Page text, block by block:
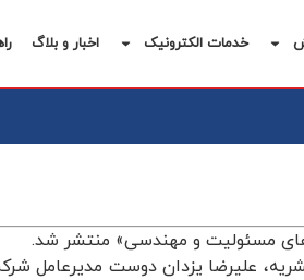
خدمات الکترونیک اخبار و بلاگ
های مسئولیت و مهندسی» منتشر شد.
علیرضا یزدان دوست مدیرعامل